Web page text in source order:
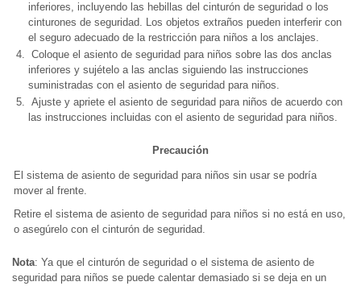
inferiores, incluyendo las hebillas del cinturón de seguridad o los
cinturones de seguridad. Los objetos extraños pueden interferir con
el seguro adecuado de la restricción para niños a los anclajes.
Coloque el asiento de seguridad para niños sobre las dos anclas
inferiores y sujételo a las anclas siguiendo las instrucciones
suministradas con el asiento de seguridad para niños.
Ajuste y apriete el asiento de seguridad para niños de acuerdo con
las instrucciones incluidas con el asiento de seguridad para niños.
Precaución
El sistema de asiento de seguridad para niños sin usar se podría
mover al frente.
Retire el sistema de asiento de seguridad para niños si no está en uso,
o asegúrelo con el cinturón de seguridad.
Nota: Ya que el cinturón de seguridad o el sistema de asiento de
seguridad para niños se puede calentar demasiado si se deja en un